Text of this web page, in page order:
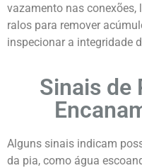
vazamento nas
ralos para remover
inspecionar a integridade
Sinais de
Alguns sinais indicam
da pia, como água